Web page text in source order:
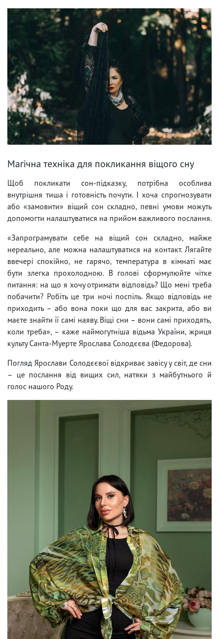
Магічна техніка для покликання віщого сну
Щоб покликати сон-підказку, потрібна особлива
внутрішня тиша і готовність почути. І хоча спрогнозувати
або «замовити» віщий сон складно, певні умови можуть
допомогти налаштуватися на прийом важливого послання.
«Запрограмувати себе на віщий сон складно, майже
нереально, але можна налаштуватися на контакт. Лягайте
ввечері спокійно, не гарячо, температура в кімнаті має
бути злегка прохолодною. В голові сформулюйте чітке
питання: на що я хочу отримати відповідь? Що мені треба
побачити? Робіть це три ночі поспіль. Якщо відповідь не
приходить – або вона поки що для вас закрита, або ви
маєте знайти її самі наяву. Віщі сни – вони самі приходять,
коли треба», – каже наймогутніша відьма України, жриця
культу Санта-Муерте Ярослава Солодєєва (Федорова).
Погляд Ярослави Солодєєвої відкриває завісу у світ, де сни
– це послання від вищих сил, натяки з майбутнього й
голос нашого Роду.